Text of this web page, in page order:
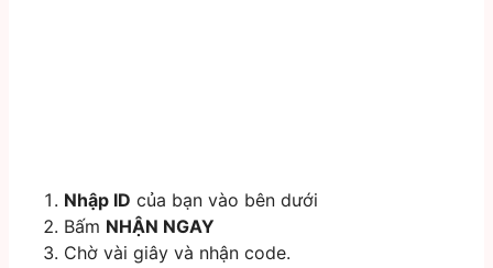
Nhập ID của bạn vào bên dưới
Bấm NHẬN NGAY
Chờ vài giây và nhận code.